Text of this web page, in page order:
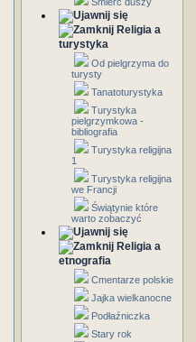
Religia a
turystyka
Od pielgrzyma do
turysty
Tanatoturystyka
Turystyka
pielgrzymkowa -
bibliografia
Turystyka religijna
1
Turystyka religijna
we Francji
Świątynie które
warto zobaczyć
Religia a
etnografia
Cmentarze polskie
Jajka wielkanocne
Podłaźniczka
Stary rok